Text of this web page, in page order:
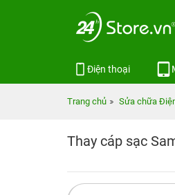
Điện thoại
Trang chủ Sửa chữa
Thay cáp sạc